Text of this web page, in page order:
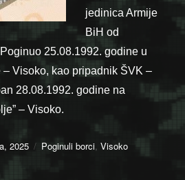
jedinica Armije
BiH od
25.08.1992. godine u
Visoko, kao pripadnik ŠVK –
28.08.1992. godine na
– Visoko.
2025 Categories
Poginuli borci,Visoko